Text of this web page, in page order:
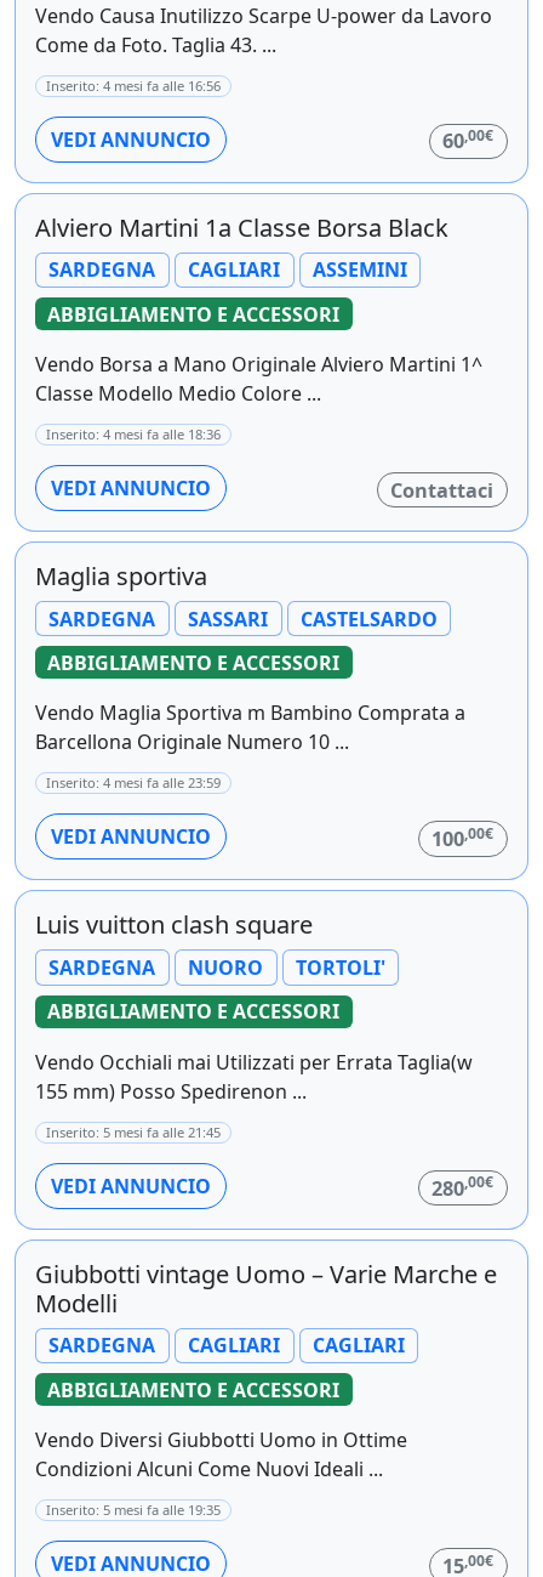
Vendo Causa Inutilizzo Scarpe U-power da Lavoro
Come da Foto. Taglia 43. ...
Inserito: 4 mesi fa alle 16:56
VEDI ANNUNCIO 60,00€
Alviero Martini 1a Classe Borsa Black
SARDEGNA CAGLIARI
ASSEMINI
ABBIGLIAMENTO E ACCESSORI
Vendo Borsa a Mano Originale Alviero Martini 1^
Classe Modello Medio Colore ...
Inserito: 4 mesi fa alle 18:36
VEDI ANNUNCIO Contattaci
Maglia sportiva
SARDEGNA SASSARI
CASTELSARDO
ABBIGLIAMENTO E ACCESSORI
Vendo Maglia Sportiva m Bambino Comprata a
Barcellona Originale Numero 10 ...
Inserito: 4 mesi fa alle 23:59
VEDI ANNUNCIO 100,00€
Luis vuitton clash square
SARDEGNA NUORO
TORTOLI'
ABBIGLIAMENTO E ACCESSORI
Vendo Occhiali mai Utilizzati per Errata Taglia(w
155 mm) Posso Spedirenon ...
Inserito: 5 mesi fa alle 21:45
VEDI ANNUNCIO 280,00€
Giubbotti vintage Uomo – Varie Marche e
Modelli
SARDEGNA CAGLIARI
CAGLIARI
ABBIGLIAMENTO E ACCESSORI
Vendo Diversi Giubbotti Uomo in Ottime
Condizioni Alcuni Come Nuovi Ideali ...
Inserito: 5 mesi fa alle 19:35
VEDI ANNUNCIO 15,00€